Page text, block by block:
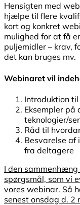
Hensigten med
hjælpe til flere
kort og konkret
mulighed for at få
puljemidler – krav,
det kan bruges mv.
Webinaret vil
Introduktion
Eksempler på
teknologier/
Råd til
Besvarelse af
fra deltagere
I den
spørgsmål, som vi
vores webinar. Så
senest onsdag d. 2